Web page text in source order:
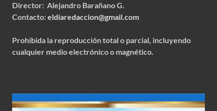
Director: Alejandro Barañano G.
Contacto:eldiaredaccion@gmail.com
Prohibida la reproducción total o parcial, incluyendo
cualquier medio electrónico o magnético.